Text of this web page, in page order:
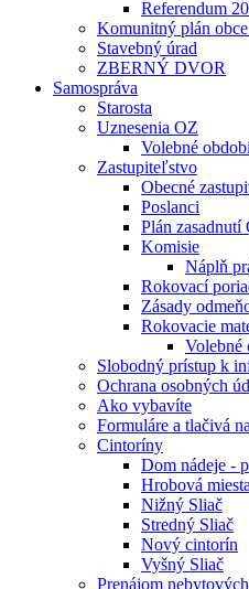
Referendum
Komunitný plán
Stavebný úrad
ZBERNÝ DVOR
Samospráva
Starosta
Uznesenia OZ
Volebné
Zastupiteľstvo
Obecné
Poslanci
Plán
Komisie
Náplň
Rokovací
Zásady
Rokovacie
Volebné
Slobodný prístup k
Ochrana osobných
Ako vybavíte
Formuláre a tlačivá
Cintoríny
Dom nádeje -
Hrobová
Nižný Sliač
Stredný Sliač
Nový cintorín
Vyšný Sliač
Prenájom